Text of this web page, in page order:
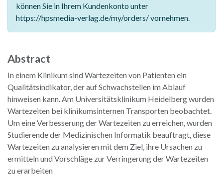
können Sie in Ihrem Kundenkonto unter
https://hpsmedia-verlag.de/my/orders/ vornehmen.
Abstract
In einem Klinikum sind Wartezeiten von Patienten ein
Qualitätsindikator, der auf Schwachstellen im Ablauf
hinweisen kann. Am Universitätsklinikum Heidelberg wurden
Wartezeiten bei klinikumsinternen Transporten beobachtet.
Um eine Verbesserung der Wartezeiten zu erreichen, wurden
Studierende der Medizinischen Informatik beauftragt, diese
Wartezeiten zu analysieren mit dem Ziel, ihre Ursachen zu
ermitteln und Vorschläge zur Verringerung der Wartezeiten
zu erarbeiten